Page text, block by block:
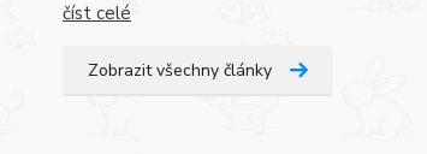
číst celé
Zobrazit všechny články